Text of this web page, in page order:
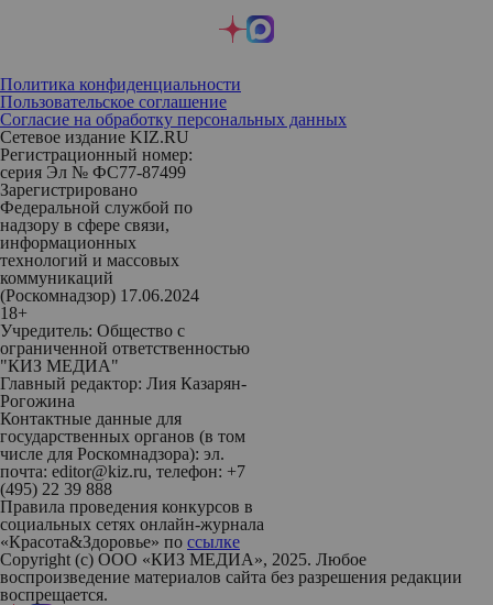
Политика конфиденциальности
Пользовательское соглашение
Согласие на обработку персональных данных
Сетевое издание KIZ.RU
Регистрационный номер:
серия Эл № ФС77-87499
Зарегистрировано
Федеральной службой по
надзору в сфере связи,
информационных
технологий и массовых
коммуникаций
(Роскомнадзор) 17.06.2024
18+
Учредитель: Общество с
ограниченной ответственностью
"КИЗ МЕДИА"
Главный редактор: Лия Казарян-
Рогожина
Контактные данные для
государственных органов (в том
числе для Роскомнадзора): эл.
почта: editor@kiz.ru, телефон: +7
(495) 22 39 888
Правила проведения конкурсов в
социальных сетях онлайн-журнала
«Красота&Здоровье» по ссылке
Copyright (с) ООО «КИЗ МЕДИА», 2025. Любое
воспроизведение материалов сайта без разрешения редакции
воспрещается.